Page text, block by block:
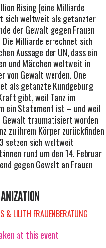
Rising (eine Milliarde
sich weltweit als getanzter
der Gewalt gegen Frauen
Die Milliarde errechnet sich
Aussage der UN, dass ein
und Mädchen weltweit in
von Gewalt werden. One
als getanzte Kundgebung
gibt, weil Tanz im
ein Statement ist – und weil
Gewalt traumatisiert worden
zu ihrem Körper zurückfinden
setzen sich weltweit
rund um den 14. Februar
gegen Gewalt an Frauen
& LILITH FRAUENBERATUNG
at this event